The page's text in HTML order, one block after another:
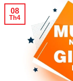
08
Th4